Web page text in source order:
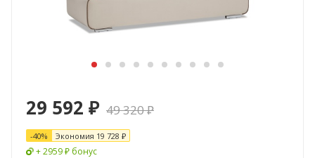
29 592 ₽ 49 320₽
-40% Экономия 19 728 ₽
+ 2959 ₽ бонус